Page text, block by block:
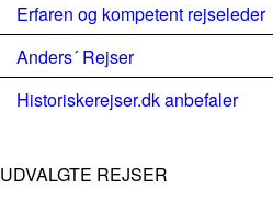
Erfaren og kompetent rejseleder
Anders´ Rejser
Historiskerejser.dk anbefaler
UDVALGTE REJSER